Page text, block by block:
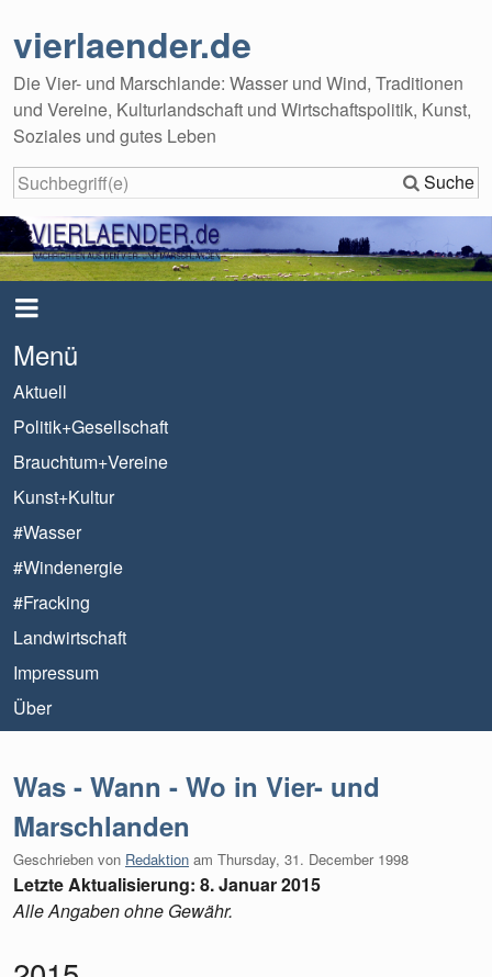
vierlaender.de
Die Vier- und Marschlande: Wasser und Wind, Traditionen
und Vereine, Kulturlandschaft und Wirtschaftspolitik, Kunst,
Soziales und gutes Leben
Suche
Menü
Aktuell
Politik+Gesellschaft
Brauchtum+Vereine
Kunst+Kultur
#Wasser
#Windenergie
#Fracking
Landwirtschaft
Impressum
Über
Was - Wann - Wo in Vier- und
Marschlanden
Geschrieben von Redaktion am Thursday, 31. December 1998
Letzte Aktualisierung: 8. Januar 2015
Alle Angaben ohne Gewähr.